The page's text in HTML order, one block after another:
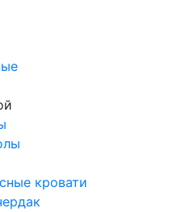
кровати